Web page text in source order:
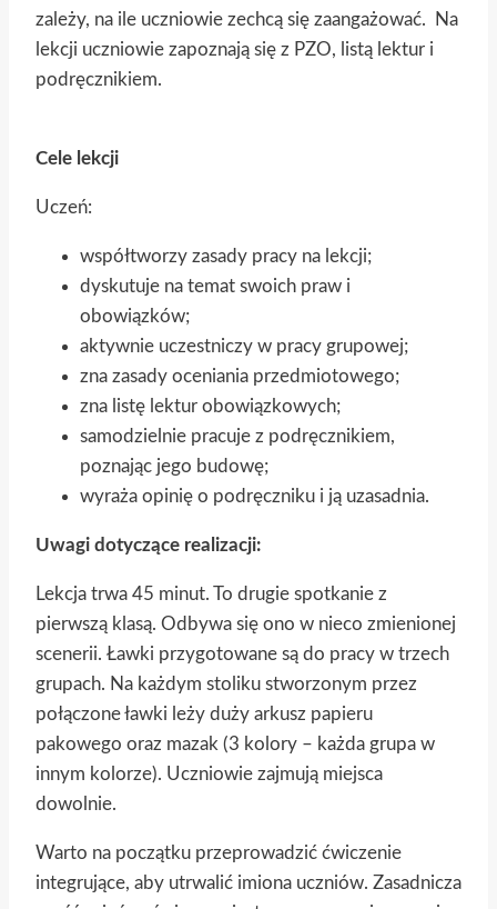
zależy, na ile uczniowie zechcą się zaangażować. Na
lekcji uczniowie zapoznają się z PZO, listą lektur i
podręcznikiem.
Cele lekcji
Uczeń:
współtworzy zasady pracy na lekcji;
dyskutuje na temat swoich praw i
obowiązków;
aktywnie uczestniczy w pracy grupowej;
zna zasady oceniania przedmiotowego;
zna listę lektur obowiązkowych;
samodzielnie pracuje z podręcznikiem,
poznając jego budowę;
wyraża opinię o podręczniku i ją uzasadnia.
Uwagi dotyczące realizacji:
Lekcja trwa 45 minut. To drugie spotkanie z
pierwszą klasą. Odbywa się ono w nieco zmienionej
scenerii. Ławki przygotowane są do pracy w trzech
grupach. Na każdym stoliku stworzonym przez
połączone ławki leży duży arkusz papieru
pakowego oraz mazak (3 kolory – każda grupa w
innym kolorze). Uczniowie zajmują miejsca
dowolnie.
Warto na początku przeprowadzić ćwiczenie
integrujące, aby utrwalić imiona uczniów. Zasadnicza